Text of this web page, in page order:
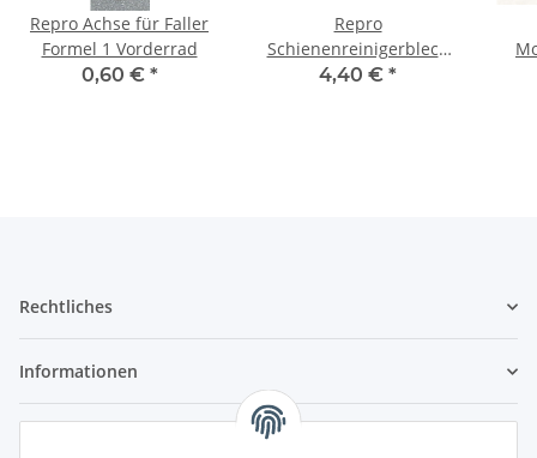
Repro Achse für Faller
Formel 1 Vorderrad
0,60 € *
Repro
Schienenreinigerblech
Set incl.Schrauben
4,40 € *
Rechtliches
Informationen